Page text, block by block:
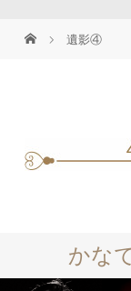
遺影④
かな